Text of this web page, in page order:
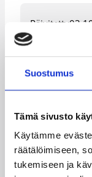
Suostumus
Tämä sivusto
Käytämme
räätälöimiseen,
tukemiseen ja
Päivitetty
Henkilöt
Gerald Lee
Tuukka